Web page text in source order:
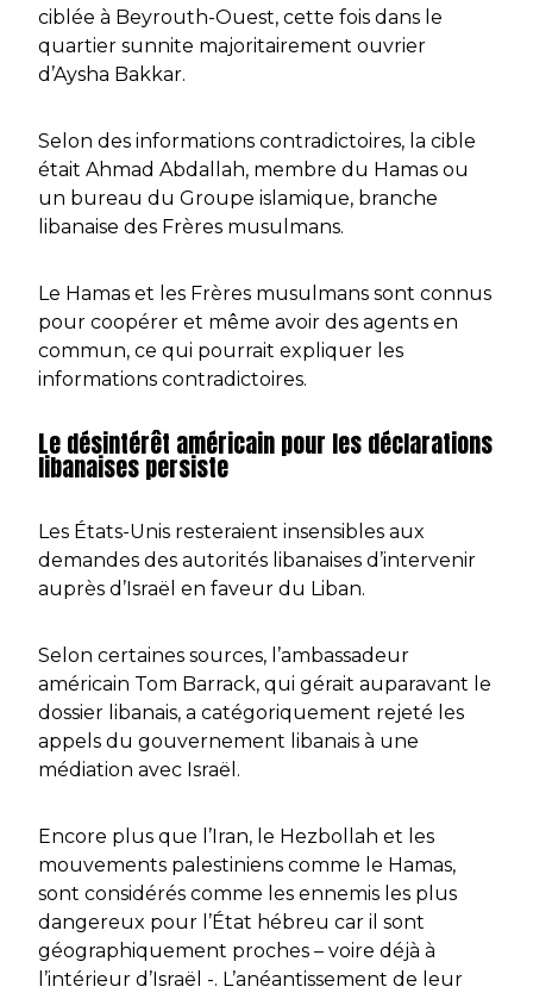
ciblée à Beyrouth-Ouest, cette fois dans le
quartier sunnite majoritairement ouvrier
d’Aysha Bakkar.
Selon des informations contradictoires, la cible
était Ahmad Abdallah, membre du Hamas ou
un bureau du Groupe islamique, branche
libanaise des Frères musulmans.
Le Hamas et les Frères musulmans sont connus
pour coopérer et même avoir des agents en
commun, ce qui pourrait expliquer les
informations contradictoires.
Le désintérêt américain pour les déclarations
libanaises persiste
Les États-Unis resteraient insensibles aux
demandes des autorités libanaises d’intervenir
auprès d’Israël en faveur du Liban.
Selon certaines sources, l’ambassadeur
américain Tom Barrack, qui gérait auparavant le
dossier libanais, a catégoriquement rejeté les
appels du gouvernement libanais à une
médiation avec Israël.
Encore plus que l’Iran, le Hezbollah et les
mouvements palestiniens comme le Hamas,
sont considérés comme les ennemis les plus
dangereux pour l’État hébreu car il sont
géographiquement proches – voire déjà à
l’intérieur d’Israël -. L’anéantissement de leur